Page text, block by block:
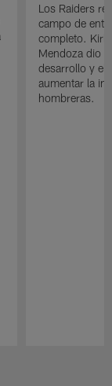
Los Raiders
campo de
completo. Kirk
Mendoza dio
desarrollo y el
aumentar la
hombreras.